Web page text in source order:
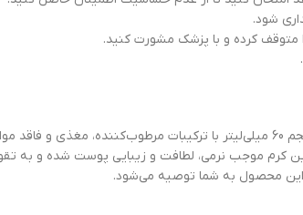
شود.
کرده و با پزشک مشورت کنید.
کرم مرطوب‌کننده هندولوژی مدل 6264707022428 حجم 60 میلی‌لیتر با
این کرم موجب نرمی، لطافت و زیبایی پوست شده و
محصول به شما توصیه می‌شود.